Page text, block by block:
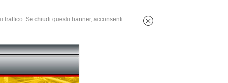
Se chiudi questo banner, acconsenti